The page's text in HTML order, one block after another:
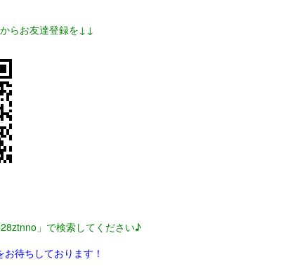
らお友達登録を↓↓
」で検索してください♪
待ちしております！